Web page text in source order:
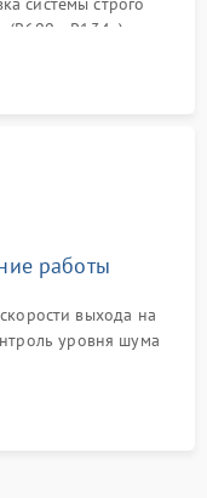
R134a) по
давления в системе.
работы
выхода на
уровня шума
и корректного
оттайки.